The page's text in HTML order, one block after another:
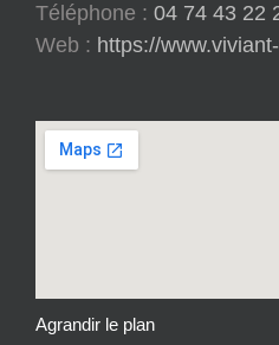
Téléphone : 04 74 43 22
Web : https://
Agrandir le plan